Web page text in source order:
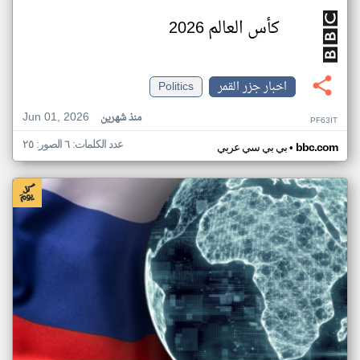
كأس العالم 2026
اخبار جزر القمر
Politics
Jun 01, 2026
منذ شهرين PF63IT
بي بي سي عربي• bbc.com عدد الكلمات: ٦ الصور: ٢٥